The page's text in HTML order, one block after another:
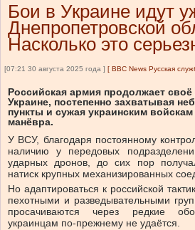
Бои в Украине идут
Днепропетровской
Насколько это
[07:21 30 августа 2025 года ] [ BBC News Русская
Российская армия продолжает своё
Украине, постепенно захватывая
пункты и сужая украинским
манёвра.
У ВСУ, благодаря постоянному
наличию у передовых
ударных дронов, до сих пор
натиск крупных механизированных
Но адаптироваться к российской
пехотными и разведывательными
просачиваются через редкие
украинцам по-прежнему не удаётся.